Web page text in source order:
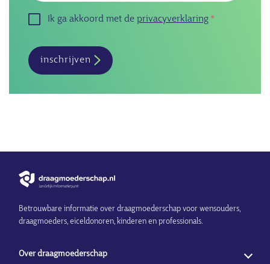
Ik ga akkoord met de privacyverklaring
inschrijven
Betrouwbare informatie over draagmoederschap voor wensouders,
draagmoeders, eiceldonoren, kinderen en professionals.
Over draagmoederschap